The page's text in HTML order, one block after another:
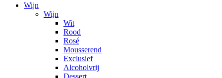
Wijn
Wijn
Wit
Rood
Rosé
Mousserend
Exclusief
Alcoholvrij
Dessert